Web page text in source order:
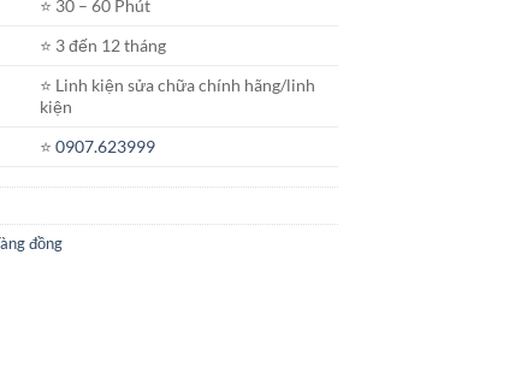
⭐️ 30 – 60 Phút
⭐️ 3 đến 12 tháng
⭐️ Linh kiện sửa chữa chính hãng/linh
kiện
⭐️0907.623999
đồng